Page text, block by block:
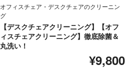
オフィスチェア・デスクチェアのクリーニン
グ
【デスクチェアクリーニング】【オフ
ィスチェアクリーニング】徹底除菌＆
丸洗い！
¥9,800